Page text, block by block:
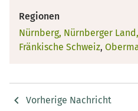
Regionen
Nürnberg, Nürnberger
Fränkische Schweiz,
Vorherige Nachricht